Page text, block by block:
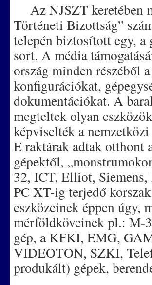
Az NJSZT keretében
Történeti Bizottság”
telepén biztosított egy, a
sort. A média
ország minden részéből
konfigurációkat,
dokumentációkat. A
megteltek olyan
képviselték a
E raktárak adtak otthont
gépektől,
32, ICT, Elliot,
PC XT-ig terjedő
eszközeinek éppen úgy,
mérföldköveinek pl.: M-
gép, a KFKI, EMG,
VIDEOTON, SZKI,
produkált) gépek,